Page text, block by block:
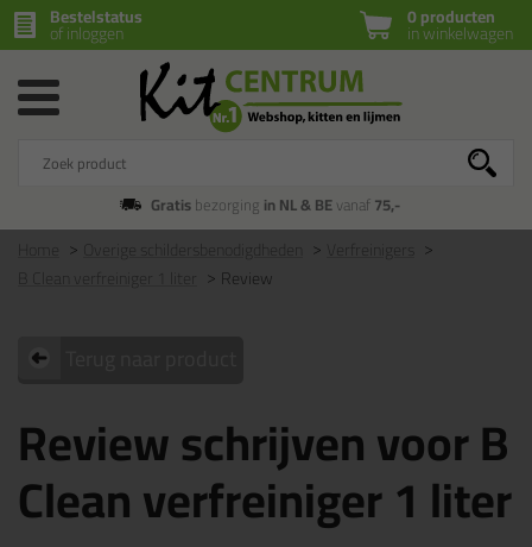
0 producten
in winkelwagen
Bestelstatus
of inloggen
Gratisbezorging in NL & BEvanaf75,-
Verfreinigers
B Clean verfreiniger 1 liter
Review
Review schrijven voor B
Clean verfreiniger 1 liter